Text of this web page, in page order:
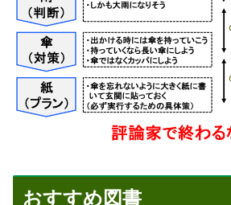
おすすめ図書